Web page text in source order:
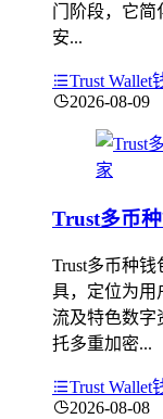
门阶段，它简
安...
Trust
2026-08-09
Trust多币
Trust多币种
具，定位为用
流及特色数字
托多重加密...
Trust
2026-08-08